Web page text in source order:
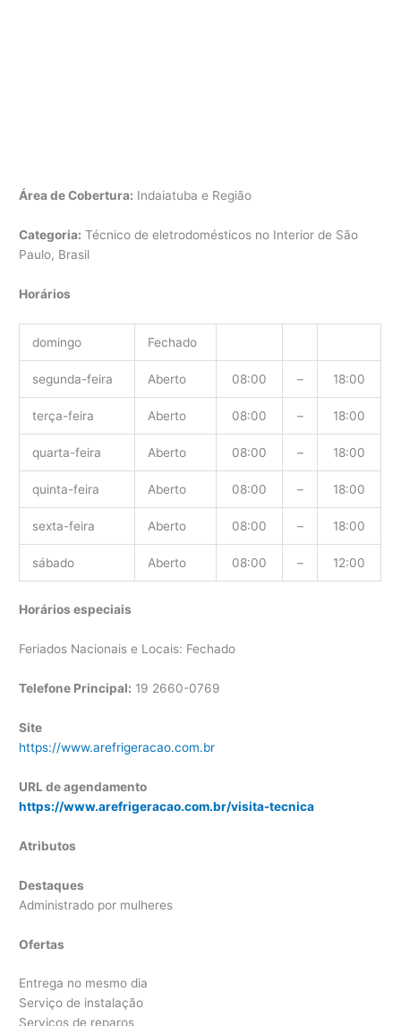
Área de Cobertura: Indaiatuba e Região
Categoria: Técnico de eletrodomésticos no Interior de São
Paulo, Brasil
Horários
domingo Fechado
segunda-feira Aberto 08:00 – 18:00
terça-feira Aberto 08:00 – 18:00
quarta-feira Aberto 08:00 – 18:00
quinta-feira Aberto 08:00 – 18:00
sexta-feira Aberto 08:00 – 18:00
sábado Aberto 08:00 – 12:00
Horários especiais
Feriados Nacionais e Locais: Fechado
Telefone Principal: 19 2660-0769
Site
https://www.arefrigeracao.com.br
URL de agendamento
https://www.arefrigeracao.com.br/visita-tecnica
Atributos
Destaques
Administrado por mulheres
Ofertas
Entrega no mesmo dia
Serviço de instalação
Serviços de reparos